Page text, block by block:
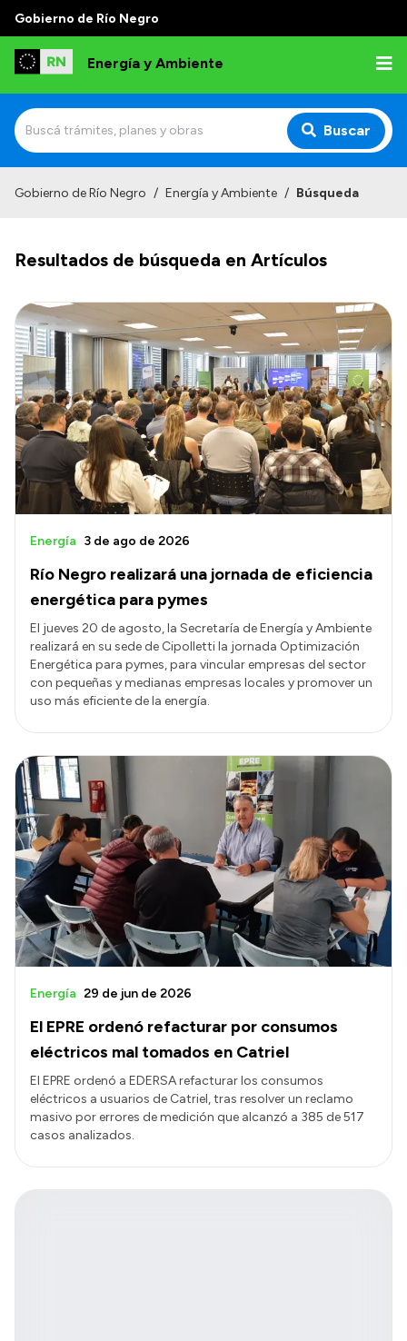
Gobierno de Río Negro
Energía y Ambiente
Buscar
Misión
Autoridades
Normativa
Reportes
Transparencia
Presupuesto
Boletín Oficial
Compras y licitaciones
Consulta de pago a proveedores
Convocatorias
Intranet
Login
Gobierno de Río Negro / Energía y Ambiente / Búsqueda
Resultados de búsqueda en Artículos
Río Negro realizará una jornada de eficiencia
energética para pymes
Energía 3 de ago de 2026
El jueves 20 de agosto, la Secretaría de Energía y Ambiente
realizará en su sede de Cipolletti la jornada Optimización
Energética para pymes, para vincular empresas del sector
con pequeñas y medianas empresas locales y promover un
uso más eficiente de la energía.
El EPRE ordenó refacturar por consumos
eléctricos mal tomados en Catriel
Energía 29 de jun de 2026
El EPRE ordenó a EDERSA refacturar los consumos
eléctricos a usuarios de Catriel, tras resolver un reclamo
masivo por errores de medición que alcanzó a 385 de 517
casos analizados.